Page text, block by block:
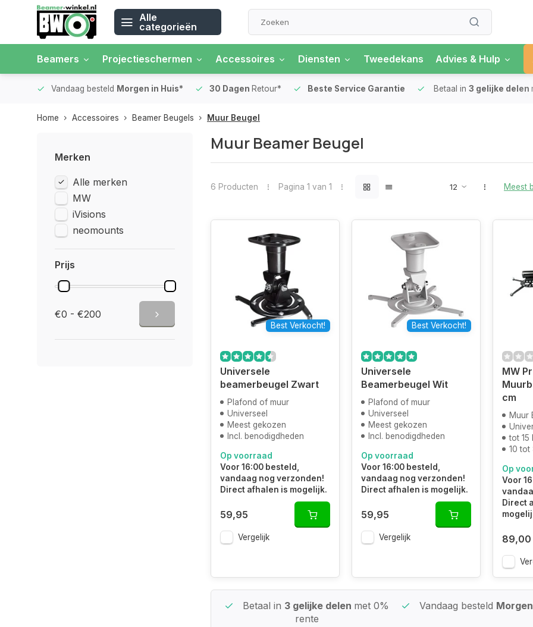
Alle
categorieën
Beamers Projectieschermen Accessoires Diensten Tweedekans Advies & Hulp
Vandaag besteld Morgen in Huis* 30 Dagen Retour* Beste Service Garantie Betaal in 3 gelijke delen
Home Accessoires Beamer Beugels Muur Beugel
Merken
Alle merken
MW
iVisions
neomounts
Prijs
€0 - €200
Muur Beamer Beugel
6 Producten Pagina 1 van 1 Meest
Best Verkocht!
Universele
beamerbeugel Zwart
Plafond of muur
Universeel
Meest gekozen
Incl. benodigdheden
Op voorraad
Voor 16:00 besteld,
vandaag nog verzonden!
Direct afhalen is mogelijk.
59,95
Vergelijk
Best Verkocht!
Universele
Beamerbeugel Wit
Plafond of muur
Universeel
Meest gekozen
Incl. benodigdheden
Op voorraad
Voor 16:00 besteld,
vandaag nog verzonden!
Direct afhalen is mogelijk.
59,95
Vergelijk
MW
cm
Muur
tot 15
10 tot
Op
Voor
Direct
89,00
Betaal in 3 gelijke delen met 0%
rente
Vandaag besteld